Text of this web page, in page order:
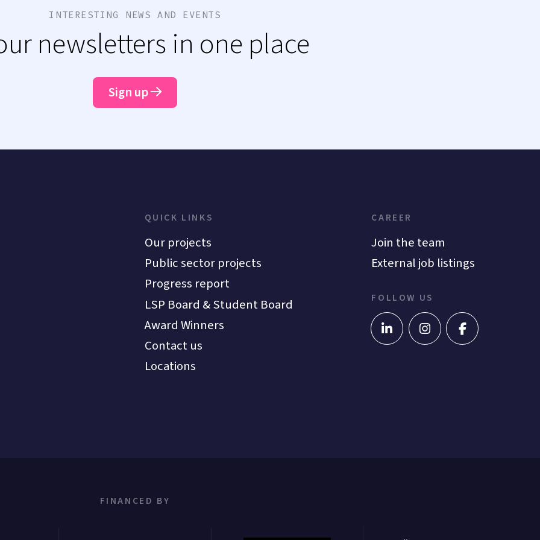
INTERESTING NEWS AND EVENTS
newsletters in one place
Sign up
QUICK LINKS
Our projects
Public sector projects
Progress report
LSP Board & Student Board
Award Winners
Contact us
Locations
CAREER
Join the team
External job listings
FOLLOW US
FINANCED BY